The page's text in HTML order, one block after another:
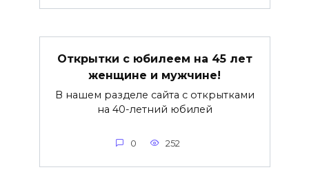
Открытки с юбилеем на 45 лет
женщине и мужчине!
В нашем разделе сайта с открытками
на 40-летний юбилей
0 252